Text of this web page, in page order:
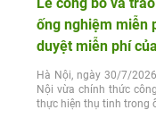
ống nghiệm miễn
duyệt miễn phí
Hà Nội, ngày 30/7/
Nội vừa chính thức
thực hiện thụ tinh trong